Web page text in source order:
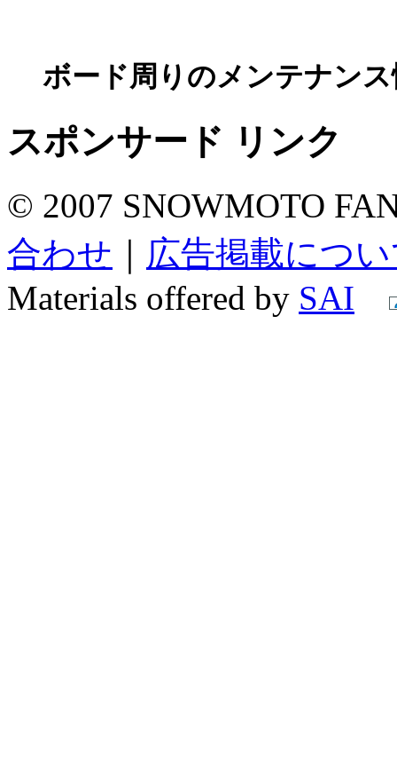
ボード周りのメンテナン
スポンサード リンク
© 2007 SNOWMOTO
合わせ
広告掲載につ
Materials offered by SAI